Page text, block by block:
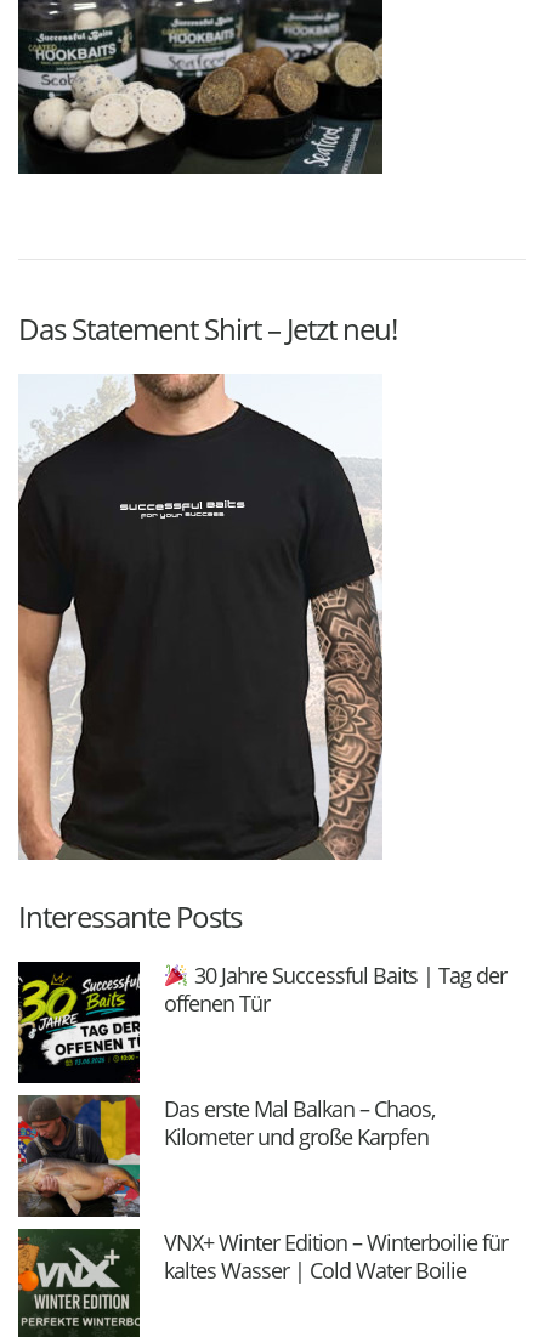
Das Statement Shirt – Jetzt neu!
Interessante Posts
30 Jahre Successful Baits | Tag der
offenen Tür
Das erste Mal Balkan – Chaos,
Kilometer und große Karpfen
VNX+ Winter Edition – Winterboilie für
kaltes Wasser | Cold Water Boilie